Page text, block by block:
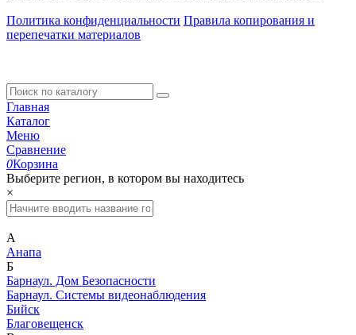
Политика конфиденциальности Правила копирования и
перепечатки материалов
Главная
Каталог
Меню
Сравнение
0Корзина
Выберите регион, в котором вы находитесь
×
А
Анапа
Б
Барнаул. Дом Безопасности
Барнаул. Системы видеонаблюдения
Бийск
Благовещенск